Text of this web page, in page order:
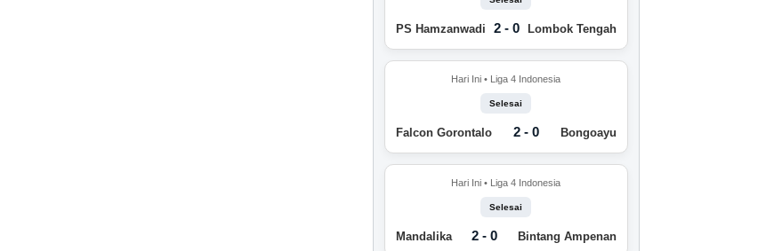
PS Hamzanwadi 2 - 0 Lombok Tengah
Hari Ini • Liga 4 Indonesia
Selesai
Falcon Gorontalo 2 - 0 Bongoayu
Hari Ini • Liga 4 Indonesia
Selesai
Mandalika 2 - 0 Bintang Ampenan